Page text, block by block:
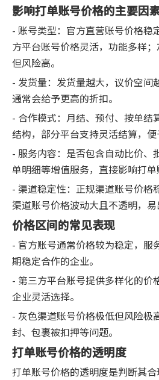
影响打单账号价格的主要因
- 账号类型：官方直营账号价格稳
方平台账号价格灵活，功能多样
但风险高。
- 发货量：发货量越大，议价空间
通常会给予更高的折扣。
- 合作模式：月结、预付、按单结
结构，部分平台支持灵活结算，便
- 服务内容：是否包含自动比价、
单明细等增值服务，直接影响打单
- 渠道稳定性：正规渠道账号价格
渠道账号价格波动大且不透明，易
价格区间的常见表现
- 官方账号通常价格较为稳定，服
期稳定合作的企业。
- 第三方平台账号提供多样化的价
企业灵活选择。
- 灰色渠道账号价格极低但风险极
封、包裹被扣押等问题。
打单账号价格的透明度
打单账号价格的透明度是判断其